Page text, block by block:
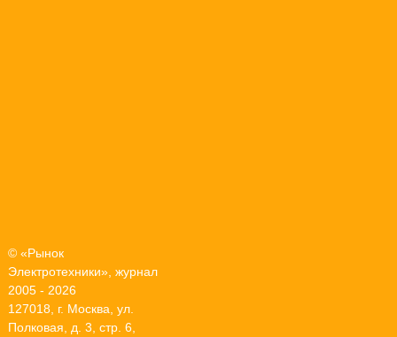
© «Рынок
Электротехники», журнал
2005 - 2026
127018, г. Москва, ул.
Полковая, д. 3, стр. 6,